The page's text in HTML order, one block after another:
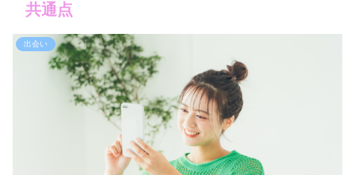
共通点
出会い